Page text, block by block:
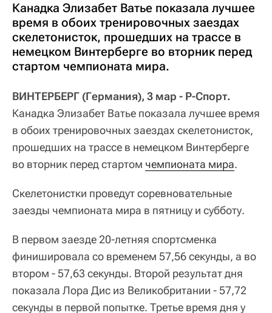
Канадка Элизабет Ватье показала лучшее
время в обоих тренировочных заездах
скелетонисток, прошедших на трассе в
немецком Винтерберге во вторник перед
стартом чемпионата мира.
ВИНТЕРБЕРГ (Германия), 3 мар - Р-Спорт.
Канадка Элизабет Ватье показала лучшее время
в обоих тренировочных заездах скелетонисток,
прошедших на трассе в немецком Винтерберге
во вторник перед стартом чемпионата мира.
Скелетонистки проведут соревновательные
заезды чемпионата мира в пятницу и субботу.
В первом заезде 20-летняя спортсменка
финишировала со временем 57,56 секунды, а во
втором - 57,63 секунды. Второй результат дня
показала Лора Дис из Великобритании - 57,72
секунды в первой попытке. Третье время дня у